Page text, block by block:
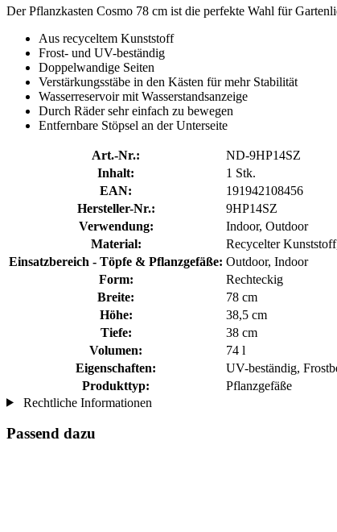
Der Pflanzkasten Cosmo 78 cm ist die perfekte Wahl für
Aus recyceltem Kunststoff
Frost- und UV-beständig
Doppelwandige Seiten
Verstärkungsstäbe in den Kästen für mehr Stabilität
Wasserreservoir mit Wasserstandsanzeige
Durch Räder sehr einfach zu bewegen
Entfernbare Stöpsel an der Unterseite
Art.-Nr.:
ND-9HP14SZ
Inhalt:
1 Stk.
EAN:
191942108456
Hersteller-Nr.:
9HP14SZ
Verwendung:
Indoor, Outdoor
Material:
Recycelter
Einsatzbereich - Töpfe & Pflanzgefäße: Outdoor, Indoor
Form:
Rechteckig
Breite:
78 cm
Höhe:
38,5 cm
Tiefe:
38 cm
Volumen:
74 l
Eigenschaften:
UV-beständig,
Produkttyp:
Pflanzgefäße
Rechtliche Informationen
Passend dazu